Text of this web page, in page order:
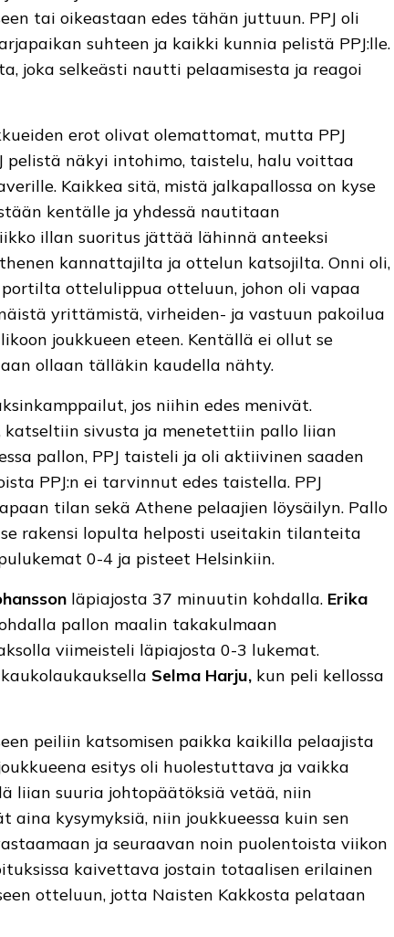
tai oikeastaan edes tähän juttuun. PPJ oli
suhteen ja kaikki kunnia pelistä PPJ:lle.
joka selkeästi nautti pelaamisesta ja reagoi
erot olivat olemattomat, mutta PPJ
pelistä näkyi intohimo, taistelu, halu voittaa
Kaikkea sitä, mistä jalkapallossa on kyse
kentälle ja yhdessä nautitaan
illan suoritus jättää lähinnä anteeksi
kannattajilta ja ottelun katsojilta. Onni oli,
ottelulippua otteluun, johon oli vapaa
yrittämistä, virheiden- ja vastuun pakoilua
joukkueen eteen. Kentällä ei ollut se
ollaan tälläkin kaudella nähty.
jos niihin edes menivät.
katseltiin sivusta ja menetettiin pallo liian
pallon, PPJ taisteli ja oli aktiivinen saaden
PPJ:n ei tarvinnut edes taistella. PPJ
tilan sekä Athene pelaajien löysäilyn. Pallo
rakensi lopulta helposti useitakin tilanteita
0-4 ja pisteet Helsinkiin.
läpiajosta 37 minuutin kohdalla. Erika
pallon maalin takakulmaan
viimeisteli läpiajosta 0-3 lukemat.
Selma Harju, kun peli kellossa
peiliin katsomisen paikka kaikilla pelaajista
esitys oli huolestuttava ja vaikka
liian suuria johtopäätöksiä vetää, niin
kysymyksiä, niin joukkueessa kuin sen
ja seuraavan noin puolentoista viikon
kaivettava jostain totaalisen erilainen
otteluun, jotta Naisten Kakkosta pelataan